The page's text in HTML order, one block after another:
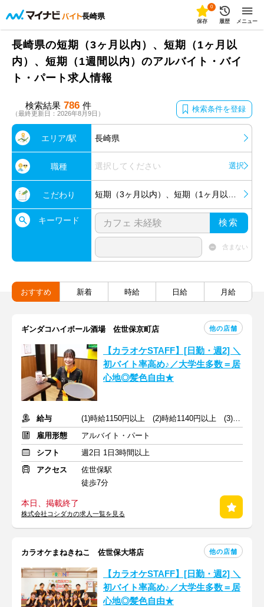
長崎県
0
保存 履歴 メニュー
長崎県の短期（3ヶ月以内）、短期（1ヶ月以
内）、短期（1週間以内）のアルバイト・バイ
ト・パート求人情報
検索結果 786 件
（最終更新日：2026年8月9日） 検索条件を登録
エリア/駅 長崎県
職種 選択してください 選択
こだわり
キーワード 検索
含まない
おすすめ 新着 時給 日給 月給
ギンダコハイボール酒場 佐世保京町店 他の店舗
【カラオケSTAFF】[日勤・週2] ＼
初バイト率高め♪／大学生多数＝居
心地◎髪色自由★
給与
(1)時給1150円以上 (2)時給1140円以上 (3)時給1050円以上
雇用形態
アルバイト・パート
シフト
週2日 1日3時間以上
アクセス
佐世保駅
徒歩7分
本日、掲載終了
株式会社コシダカの求人一覧を見る
カラオケまねきねこ 佐世保大塔店 他の店舗
【カラオケSTAFF】[日勤・週2] ＼
初バイト率高め♪／大学生多数＝居
心地◎髪色自由★